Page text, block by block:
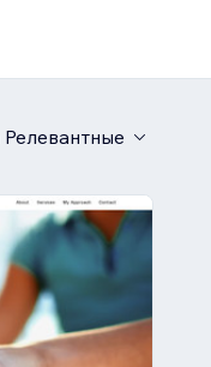
Релевантные